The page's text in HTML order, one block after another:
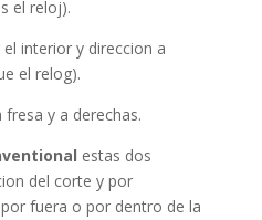
el reloj).
interior y direccion a
el relog).
y a derechas.
estas dos
del corte y por
fuera o por dentro de la